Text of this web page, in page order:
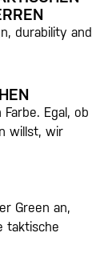
durability and
Egal, ob
willst, wir
Green an,
taktische